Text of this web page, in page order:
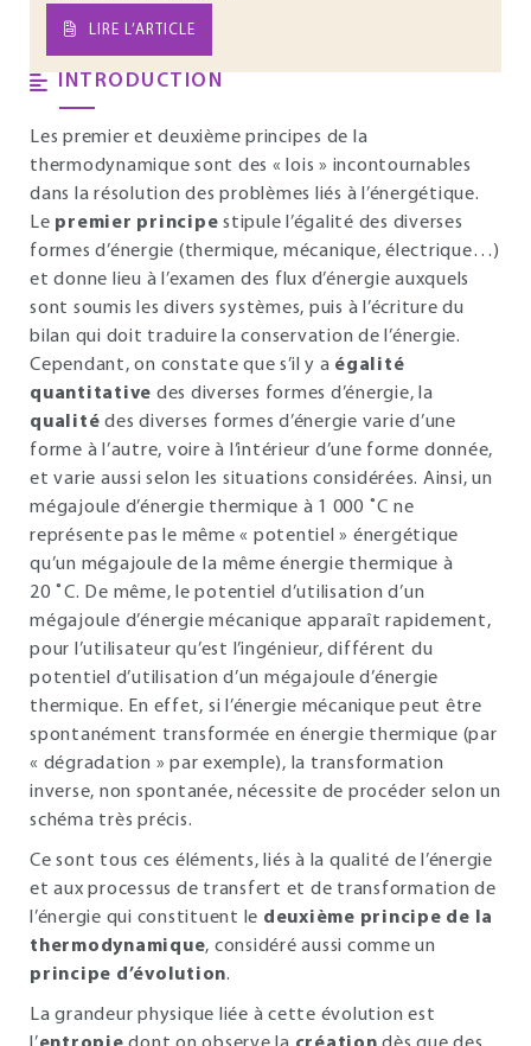
LIRE L’ARTICLE
INTRODUCTION
Les premier et deuxième principes de la
thermodynamique sont des « lois » incontournables
dans la résolution des problèmes liés à l’énergétique.
Le premier principe stipule l’égalité des diverses
formes d’énergie (thermique, mécanique, électrique…)
et donne lieu à l’examen des flux d’énergie auxquels
sont soumis les divers systèmes, puis à l’écriture du
bilan qui doit traduire la conservation de l’énergie.
Cependant, on constate que s’il y a égalité
quantitative des diverses formes d’énergie, la
qualité des diverses formes d’énergie varie d’une
forme à l’autre, voire à l’intérieur d’une forme donnée,
et varie aussi selon les situations considérées. Ainsi, un
mégajoule d’énergie thermique à 1 000 ˚C ne
représente pas le même « potentiel » énergétique
qu’un mégajoule de la même énergie thermique à
20 ˚C. De même, le potentiel d’utilisation d’un
mégajoule d’énergie mécanique apparaît rapidement,
pour l’utilisateur qu’est l’ingénieur, différent du
potentiel d’utilisation d’un mégajoule d’énergie
thermique. En effet, si l’énergie mécanique peut être
spontanément transformée en énergie thermique (par
« dégradation » par exemple), la transformation
inverse, non spontanée, nécessite de procéder selon un
schéma très précis.
Ce sont tous ces éléments, liés à la qualité de l’énergie
et aux processus de transfert et de transformation de
l’énergie qui constituent le deuxième principe de la
thermodynamique, considéré aussi comme un
principe d’évolution.
La grandeur physique liée à cette évolution est